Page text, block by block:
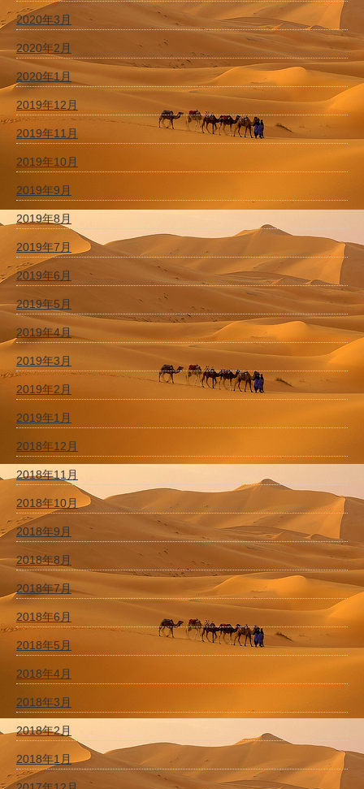
2020年3月
2020年2月
2020年1月
2019年12月
2019年11月
2019年10月
2019年9月
2019年8月
2019年7月
2019年6月
2019年5月
2019年4月
2019年3月
2019年2月
2019年1月
2018年12月
2018年11月
2018年10月
2018年9月
2018年8月
2018年7月
2018年6月
2018年5月
2018年4月
2018年3月
2018年2月
2018年1月